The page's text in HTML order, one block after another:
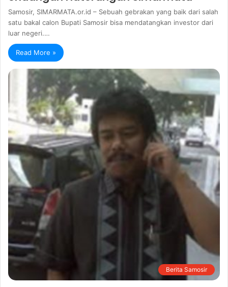
Samosir, SIMARMATA.or.id – Sebuah gebrakan yang baik dari salah
satu bakal calon Bupati Samosir bisa mendatangkan investor dari
luar negeri.…
Read More »
Berita Samosir